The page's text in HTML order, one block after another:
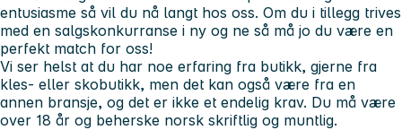
entusiasme så vil du nå langt hos oss. Om du i tillegg trives
med en salgskonkurranse i ny og ne så må jo du være en
perfekt match for oss!
Vi ser helst at du har noe erfaring fra butikk, gjerne fra
kles- eller skobutikk, men det kan også være fra en
annen bransje, og det er ikke et endelig krav. Du må være
over 18 år og beherske norsk skriftlig og muntlig.